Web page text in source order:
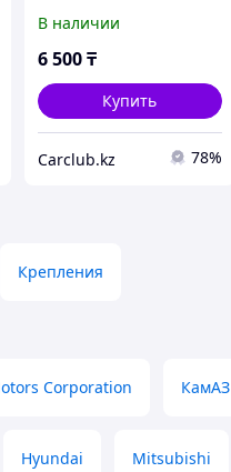
В наличии
6 500₸
Купить
Carclub.kz 78%
Крепления
Corporation КамАЗ
Hyundai Mitsubishi